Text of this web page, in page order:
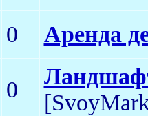
0 Аренда
0